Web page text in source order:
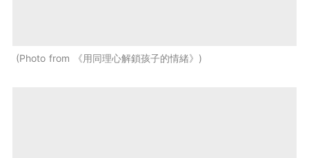
Photo from 《用同理心解鎖孩子的情緒》